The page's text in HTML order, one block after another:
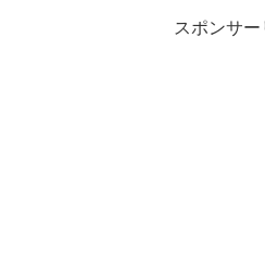
スポンサー